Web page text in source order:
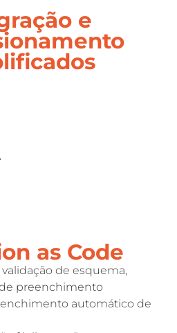
e
as Code
de esquema,
preenchimento
automático de